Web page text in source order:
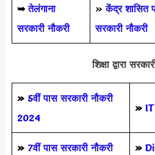
➥तेलंगाना
सरकारी नौकरी
»केंद्र शासित
सरकारी नौकरी
शिक्षा द्वारा
» 5वीं पास सरकारी नौकरी
2024
»
» 7वीं पास सरकारी नौकरी
»